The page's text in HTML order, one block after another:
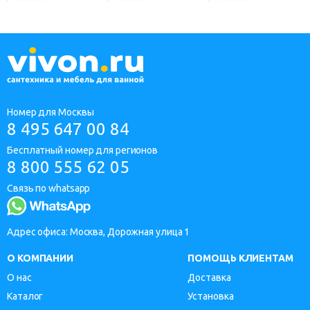
Номер для Москвы
8 495 647 00 84
Бесплатный номер для регионов
8 800 555 62 05
Связь по whatsapp
Адрес офиса: Москва, Дорожная улица 1
О КОМПАНИИ
О нас
Каталог
ПОМОЩЬ КЛИЕНТАМ
Доставка
Установка